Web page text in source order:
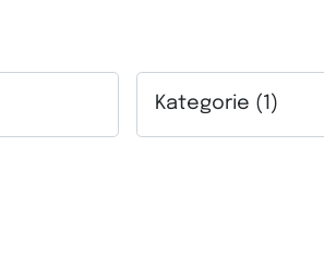
Kategorie (1)